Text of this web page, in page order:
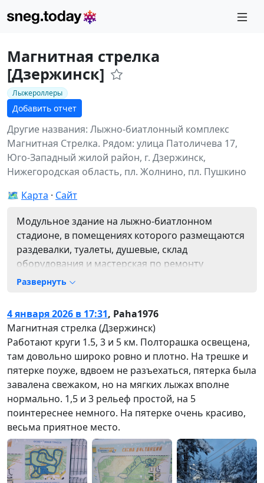
Магнитная стрелка
[Дзержинск]
Лыжероллеры
Добавить отчет
Другие названия: Лыжно-биатлонный комплекс
Магнитная Стрелка. Рядом: улица Патоличева 17,
Юго-Западный жилой район, г. Дзержинск,
Нижегородская область, пл. Жолнино, пл. Пушкино
🗺️ Карта
Сайт
Модульное здание на лыжно-биатлонном
стадионе, в помещениях которого размещаются
раздевалки, туалеты, душевые, склад
оборудования и мастерская по ремонту
спортивного снаряжения.
В летнее время с 6.00 до 22.00
с 10.00 до 12.00 и с 15.00 до 19.00 – тренировки по
расписанию СШ Магнитная Стрелка
В зимнее время с 8.00 до 22.00
(суббота-воскресенье) с 10.00 до 14.00 –
тренировки по расписанию СШ Магнитная
Стрелка
(понедельник – пятница) с 15.00 до 19.00 –
тренировки по расписанию СШ Магнитная
Стрелка
Развернуть
4 января 2026 в 17:31, Paha1976
Магнитная стрелка (Дзержинск)
Работают круги 1.5, 3 и 5 км. Полторашка освещена,
там довольно широко ровно и плотно. На трешке и
пятерке поуже, вдвоем не разъехаться, пятерка была
завалена свежаком, но на мягких лыжах вполне
нормально. 1,5 и 3 рельеф простой, на 5
поинтереснее немного. На пятерке очень красиво,
весьма приятное место.